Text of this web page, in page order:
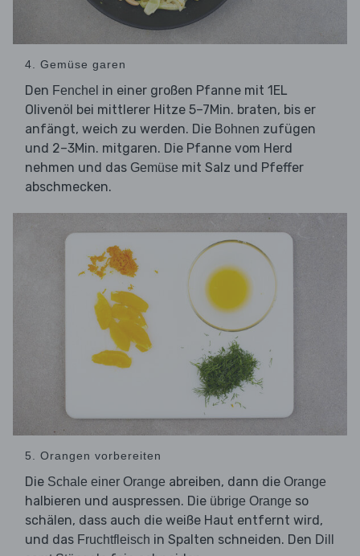
4. Gemüse garen
Den Fenchel in einer großen Pfanne mit 1EL
Olivenöl bei mittlerer Hitze 5–7Min. braten, bis er
anfängt, weich zu werden. Die Bohnen zufügen
und 2–3Min. mitgaren. Die Pfanne vom Herd
nehmen und das Gemüse mit Salz und Pfeffer
abschmecken.
5. Orangen vorbereiten
Die Schale einer Orange abreiben, dann die Orange
halbieren und auspressen. Die übrige Orange so
schälen, dass auch die weiße Haut entfernt wird,
und das Fruchtfleisch in Spalten schneiden. Den Dill